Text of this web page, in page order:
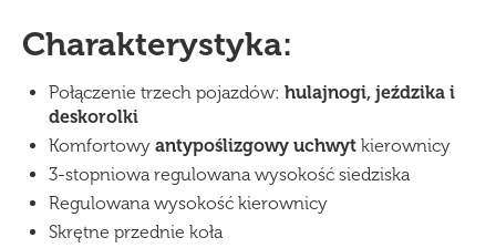
Charakterystyka:
Połączenie trzech pojazdów: hulajnogi, jeździka i
deskorolki
Komfortowy antypoślizgowy uchwyt kierownicy
3-stopniowa regulowana wysokość siedziska
Regulowana wysokość kierownicy
Skrętne przednie koła